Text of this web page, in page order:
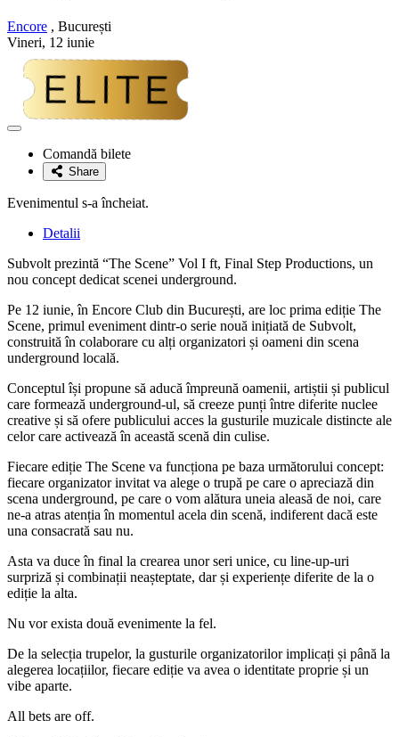
Encore , București
Vineri, 12 iunie
Adaugă
favoriteComandă bilete
Share
Evenimentul s-a încheiat.
Detalii
Subvolt prezintă “The Scene” Vol I ft, Final Step Productions, un
nou concept dedicat scenei underground.
Pe 12 iunie, în Encore Club din București, are loc prima ediție The
Scene, primul eveniment dintr-o serie nouă inițiată de Subvolt,
construită în colaborare cu alți organizatori și oameni din scena
underground locală.
Conceptul își propune să aducă împreună oamenii, artiștii și publicul
care formează underground-ul, să creeze punți între diferite nuclee
creative și să ofere publicului acces la gusturile muzicale distincte ale
celor care activează în această scenă din culise.
Fiecare ediție The Scene va funcționa pe baza următorului concept:
fiecare organizator invitat va alege o trupă pe care o apreciază din
scena underground, pe care o vom alătura uneia aleasă de noi, care
ne-a atras atenția în momentul acela din scenă, indiferent dacă este
una consacrată sau nu.
Asta va duce în final la crearea unor seri unice, cu line-up-uri
surpriză și combinații neașteptate, dar și experiențe diferite de la o
ediție la alta.
Nu vor exista două evenimente la fel.
De la selecția trupelor, la gusturile organizatorilor implicați și până la
alegerea locațiilor, fiecare ediție va avea o identitate proprie și un
vibe aparte.
All bets are off.